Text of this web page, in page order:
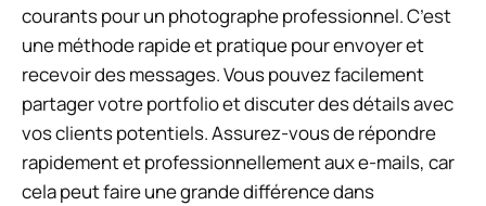
courants pour un photographe professionnel. C’est
une méthode rapide et pratique pour envoyer et
recevoir des messages. Vous pouvez facilement
partager votre portfolio et discuter des détails avec
vos clients potentiels. Assurez-vous de répondre
rapidement et professionnellement aux e-mails, car
cela peut faire une grande différence dans